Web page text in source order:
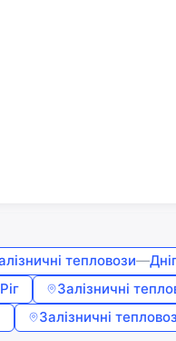
тепловози—
Залізничні
Залізничні